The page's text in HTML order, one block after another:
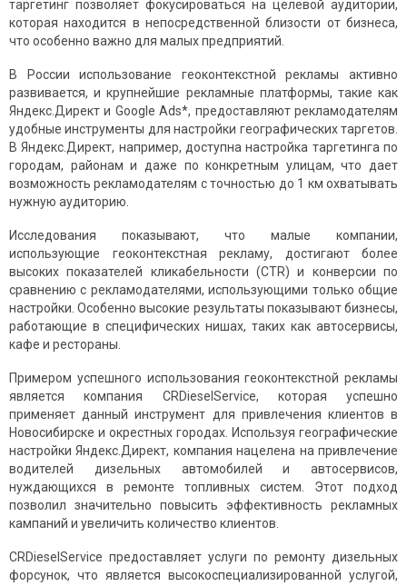
таргетинг позволяет фокусироваться на целевой аудитории,
которая находится в непосредственной близости от бизнеса,
что особенно важно для малых предприятий.
В России использование геоконтекстной рекламы активно
развивается, и крупнейшие рекламные платформы, такие как
Яндекс.Директ и Google Ads*, предоставляют рекламодателям
удобные инструменты для настройки географических таргетов.
В Яндекс.Директ, например, доступна настройка таргетинга по
городам, районам и даже по конкретным улицам, что дает
возможность рекламодателям с точностью до 1 км охватывать
нужную аудиторию.
Исследования показывают, что малые компании,
использующие геоконтекстная рекламу, достигают более
высоких показателей кликабельности (CTR) и конверсии по
сравнению с рекламодателями, использующими только общие
настройки. Особенно высокие результаты показывают бизнесы,
работающие в специфических нишах, таких как автосервисы,
кафе и рестораны.
Примером успешного использования геоконтекстной рекламы
является компания CRDieselService, которая успешно
применяет данный инструмент для привлечения клиентов в
Новосибирске и окрестных городах. Используя географические
настройки Яндекс.Директ, компания нацелена на привлечение
водителей дизельных автомобилей и автосервисов,
нуждающихся в ремонте топливных систем. Этот подход
позволил значительно повысить эффективность рекламных
кампаний и увеличить количество клиентов.
CRDieselService предоставляет услуги по ремонту дизельных
форсунок, что является высокоспециализированной услугой,